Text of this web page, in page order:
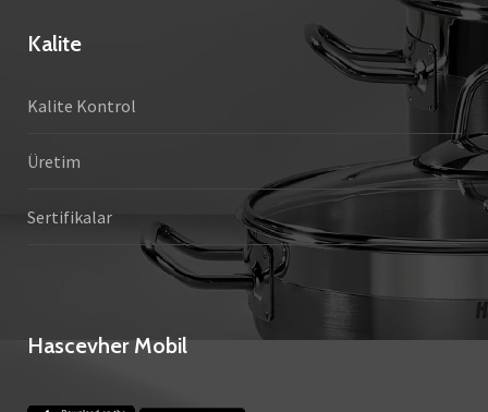
Kalite
Kalite Kontrol
Üretim
Sertifikalar
Hascevher Mobil